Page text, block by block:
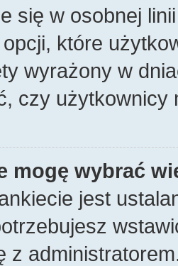
się w osobnej
które
wyrażony w
czy użytkownicy
mogę wybrać
jest
z